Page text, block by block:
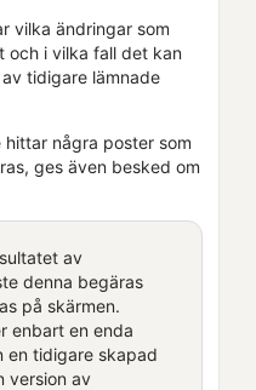
vilka ändringar som
och i vilka fall det kan
tidigare lämnade
några poster som
ges även besked om
av
denna begäras
på skärmen.
enbart en enda
en tidigare skapad
version av